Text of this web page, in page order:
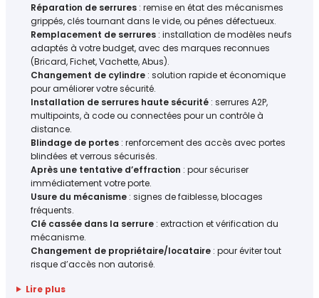
Réparation de serrures : remise en état des mécanismes
grippés, clés tournant dans le vide, ou pênes défectueux.
Remplacement de serrures : installation de modèles neufs
adaptés à votre budget, avec des marques reconnues
(Bricard, Fichet, Vachette, Abus).
Changement de cylindre : solution rapide et économique
pour améliorer votre sécurité.
Installation de serrures haute sécurité : serrures A2P,
multipoints, à code ou connectées pour un contrôle à
distance.
Blindage de portes : renforcement des accès avec portes
blindées et verrous sécurisés.
Après une tentative d’effraction : pour sécuriser
immédiatement votre porte.
Usure du mécanisme : signes de faiblesse, blocages
fréquents.
Clé cassée dans la serrure : extraction et vérification du
mécanisme.
Changement de propriétaire/locataire : pour éviter tout
risque d’accès non autorisé.
Lire plus